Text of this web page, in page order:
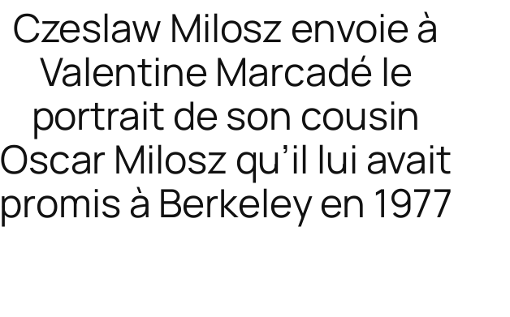
Czeslaw Milosz envoie à
Valentine Marcadé le
portrait de son cousin
Oscar Milosz qu’il lui avait
promis à Berkeley en 1977